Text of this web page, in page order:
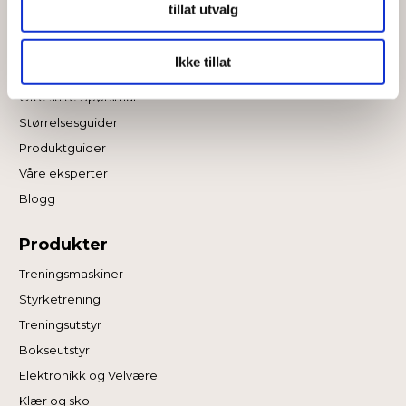
vårt, med partnerne våre innen sosiale medier,
annonsering og analysearbeid, som kan kombinere den
med annen informasjon du har gjort tilgjengelig for dem,
eller som de har samlet inn gjennom din bruk av
tjenestene deres.
tillat utvalg
Ikke tillat
Informasjon
Ofte stilte Spørsmål
Størrelsesguider
Produktguider
Våre eksperter
Blogg
Produkter
Treningsmaskiner
Styrketrening
Treningsutstyr
Bokseutstyr
Elektronikk og Velvære
Klær og sko